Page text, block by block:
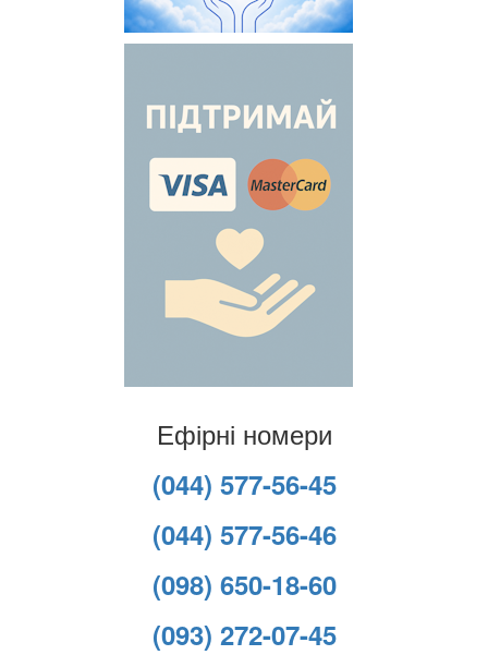
Ефірні номери
(044) 577-56-45
(044) 577-56-46
(098) 650-18-60
(093) 272-07-45